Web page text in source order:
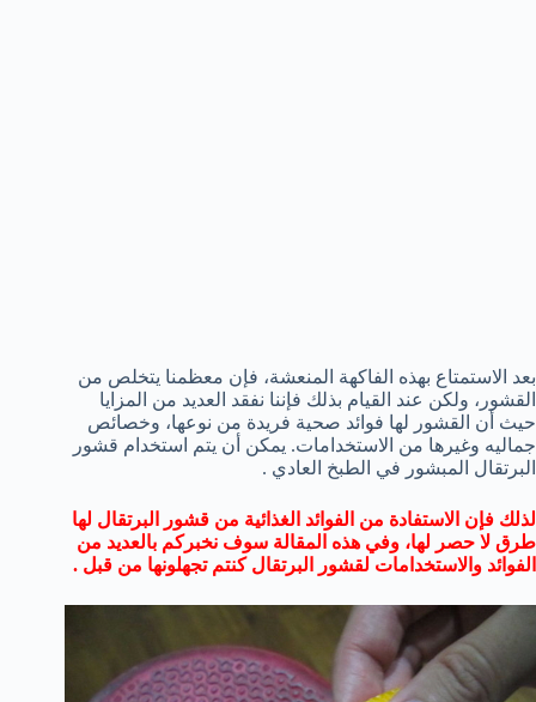
بعد الاستمتاع بهذه الفاكهة المنعشة، فإن معظمنا يتخلص من
القشور، ولكن عند القيام بذلك فإننا نفقد العديد من المزايا
حيث أن القشور لها فوائد صحية فريدة من نوعها، وخصائص
جماليه وغيرها من الاستخدامات. يمكن أن يتم استخدام قشور
البرتقال المبشور في الطبخ العادي .
لذلك فإن الاستفادة من الفوائد الغذائية من قشور البرتقال لها
طرق لا حصر لها، وفي هذه المقالة سوف نخبركم بالعديد من
الفوائد والاستخدامات لقشور البرتقال كنتم تجهلونها من قبل .